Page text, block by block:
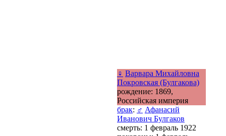
♀ Варвара Михайловна
Покровская (Булгакова)
рождение: 1869,
Российская империя
брак: ♂ Афанасий
Иванович Булгаков
смерть: 1 февраль 1922